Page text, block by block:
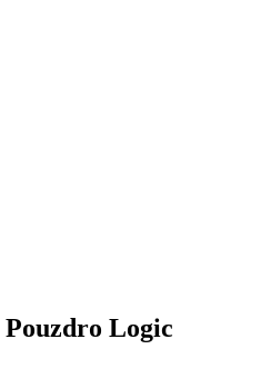
Pouzdro Logic